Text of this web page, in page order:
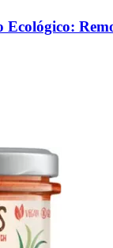
Ecológico: